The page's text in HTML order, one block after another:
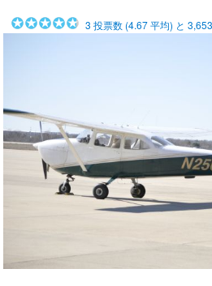
3 投票数 (4.67平均) と3,653